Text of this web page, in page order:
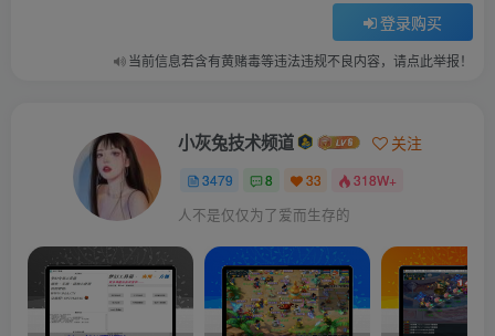
登录购买
当前信息若含有黄赌毒等违法违规不良内容，请点此举报！
小灰兔技术频道 关注
3479 8 33 318W+
人不是仅仅为了爱而生存的